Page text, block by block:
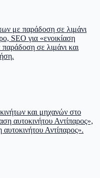
με παράδοση σε λιμάνι
SEO για «ενοικίαση
σε λιμάνι και
και μηχανών στο
αυτοκινήτου Αντίπαρος»,
αυτοκινήτου Αντίπαρος».